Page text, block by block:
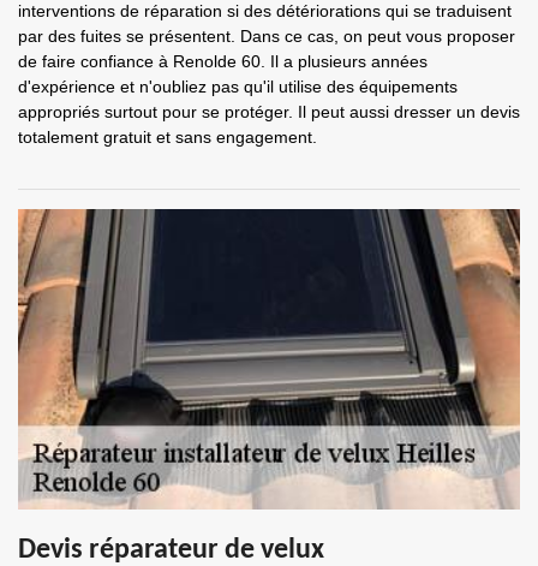
interventions de réparation si des détériorations qui se traduisent
par des fuites se présentent. Dans ce cas, on peut vous proposer
de faire confiance à Renolde 60. Il a plusieurs années
d'expérience et n'oubliez pas qu'il utilise des équipements
appropriés surtout pour se protéger. Il peut aussi dresser un devis
totalement gratuit et sans engagement.
Devis réparateur de velux